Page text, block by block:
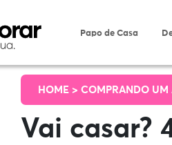
Papo de Casa
HOME > COMPRANDO UM
Vai casar?